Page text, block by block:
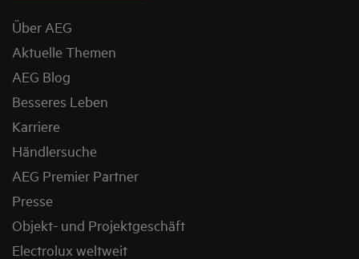
Über AEG
Aktuelle Themen
AEG Blog
Besseres Leben
Karriere
Händlersuche
AEG Premier Partner
Presse
Objekt- und Projektgeschäft
Electrolux weltweit